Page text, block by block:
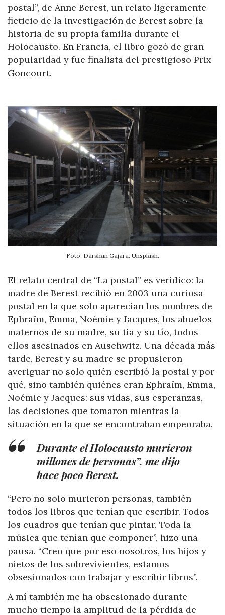
postal”, de Anne Berest, un relato ligeramente
ficticio de la investigación de Berest sobre la
historia de su propia familia durante el
Holocausto. En Francia, el libro gozó de gran
popularidad y fue finalista del prestigioso Prix
Goncourt.
Foto: Darshan Gajara. Unsplash.
El relato central de “La postal” es verídico: la
madre de Berest recibió en 2003 una curiosa
postal en la que solo aparecían los nombres de
Ephraïm, Emma, Noémie y Jacques, los abuelos
maternos de su madre, su tía y su tío, todos
ellos asesinados en Auschwitz. Una década más
tarde, Berest y su madre se propusieron
averiguar no solo quién escribió la postal y por
qué, sino también quiénes eran Ephraïm, Emma,
Noémie y Jacques: sus vidas, sus esperanzas,
las decisiones que tomaron mientras la
situación en la que se encontraban empeoraba.
Durante el Holocausto murieron
millones de personas”, me dijo
hace poco Berest.
“Pero no solo murieron personas, también
todos los libros que tenían que escribir. Todos
los cuadros que tenían que pintar. Toda la
música que tenían que componer”, hizo una
pausa. “Creo que por eso nosotros, los hijos y
nietos de los sobrevivientes, estamos
obsesionados con trabajar y escribir libros”.
A mí también me ha obsesionado durante
mucho tiempo la amplitud de la pérdida de